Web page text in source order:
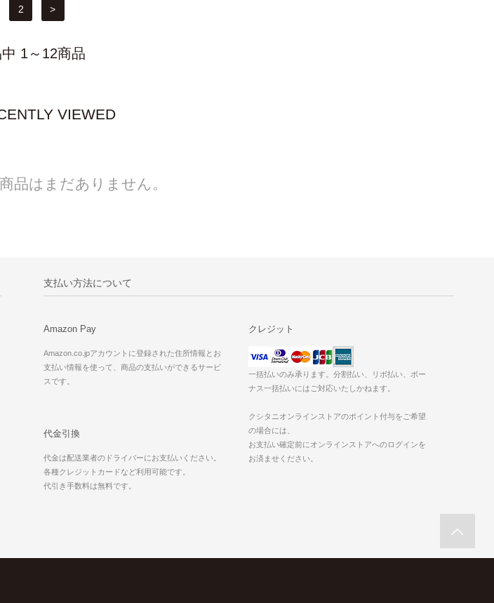
2 >
1～12商品
VIEWED
品はまだありません。
支払い方法について
Amazon Pay
Amazon.co.jpアカウントに登録された住所情報とお
支払い情報を使って、商品の支払いができるサービ
スです。
クレジット
一括払いのみ承ります。分割払い、リボ払い、ボー
ナス一括払いにはご対応いたしかねます。
クシタニオンラインストアのポイント付与をご希望
の場合には、
お支払い確定前にオンラインストアへのログインを
お済ませください。
代金引換
代金は配送業者のドライバーにお支払いください。
各種クレジットカードなど利用可能です。
代引き手数料は無料です。